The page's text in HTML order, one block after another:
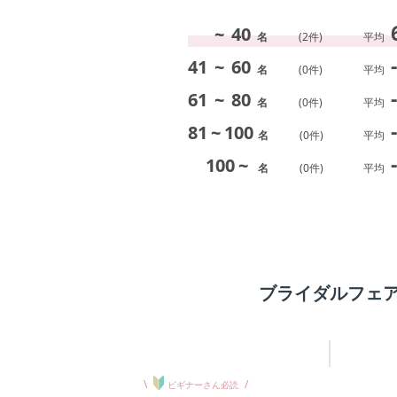
~ 40 名 (2件) 平均
41 ~ 60 名 (0件) 平均 -
61 ~ 80 名 (0件) 平均 -
81 ~ 100 名 (0件) 平均 -
100~ 名 (0件) 平均 -
ブライダルフェ
\ ビギナーさん必読 /